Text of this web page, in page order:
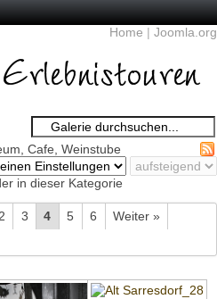
Home | Joomla.org
Cafe, Weinstube
in dieser Kategorie
2 3 4 5 6
Weiter »